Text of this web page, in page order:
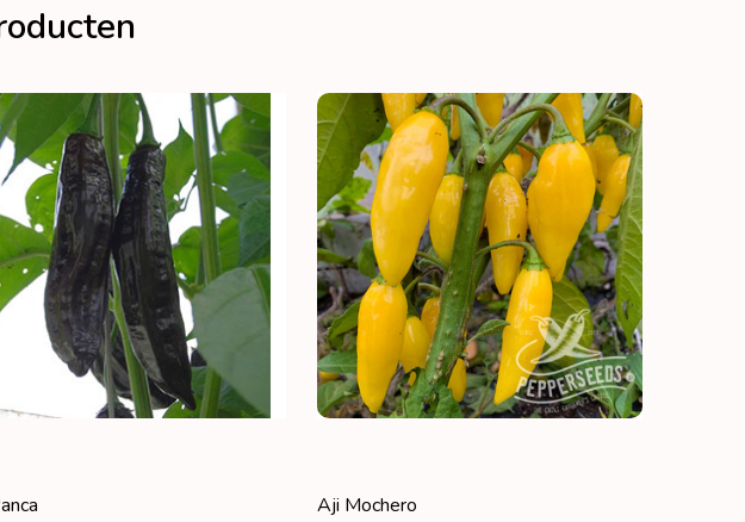
Aji Mochero